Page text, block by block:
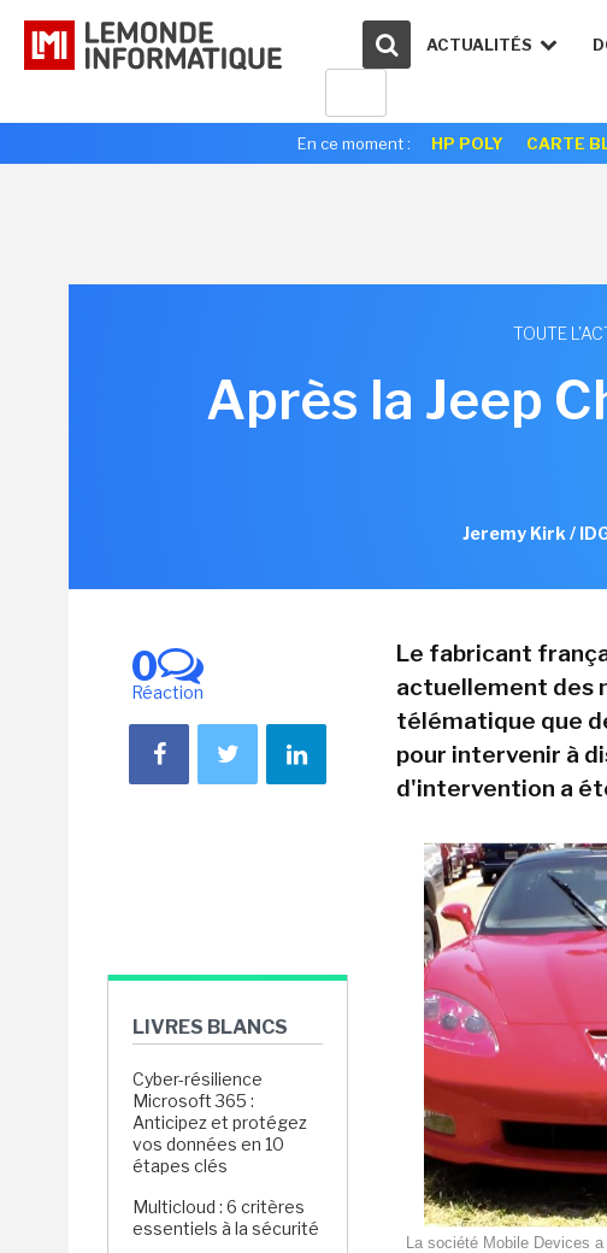
ACTUALITÉS
En ce moment : HP POLY CARTE
TOUTE
Après la Jeep
Jeremy Kirk /
0
Réaction
LIVRES BLANCS
Cyber-résilience
Microsoft 365 :
Anticipez et protégez
vos données en 10
étapes clés
Multicloud : 6 critères
essentiels à la sécurité
Le fabricant
actuellement des
télématique que
pour intervenir à
d'intervention a
La société Mobile Devices